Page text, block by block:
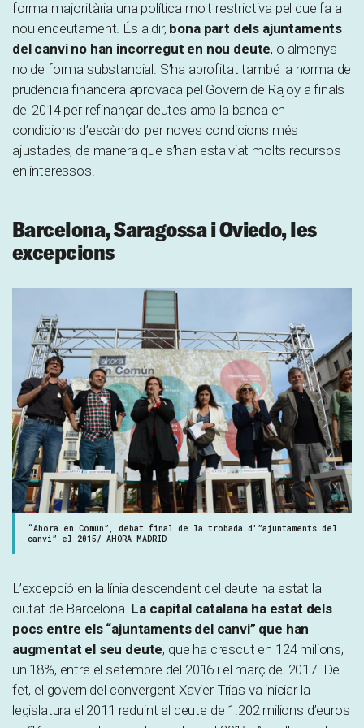
forma majoritària una política molt restrictiva pel que fa a
nou endeutament. És a dir, bona part dels ajuntaments
del canvi no han incorregut en nou deute, o almenys
no de forma substancial. S’ha aprofitat també la norma de
prudència financera aprovada pel Govern de Rajoy a finals
del 2014 per refinançar deutes amb la banca en
condicions d’escàndol per noves condicions més
ajustades, de manera que s’han estalviat molts recursos
en interessos.
Barcelona, Saragossa i Oviedo, les
excepcions
“Ahora en Común”, debat final de la trobada d'”ajuntaments del
canvi” el 2015/ AHORA MADRID
L’excepció en la línia descendent del deute ha estat la
ciutat de Barcelona. La capital catalana ha estat dels
pocs entre els “ajuntaments del canvi” que han
augmentat el seu deute, que ha crescut en 124 milions,
un 18%, entre el setembre del 2016 i el març del 2017. De
fet, el govern del convergent Xavier Trias va iniciar la
legislatura el 2011 reduint el deute de 1.202 milions d’euros